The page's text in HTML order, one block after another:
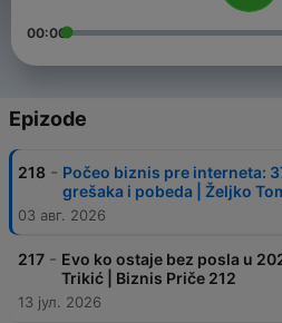
00:00
Epizode
218 - Počeo biznis pre interneta:
grešaka i pobeda | Željko
03 авг. 2026
217 - Evo ko ostaje bez posla u
Trikić | Biznis Priče 212
13 јул. 2026